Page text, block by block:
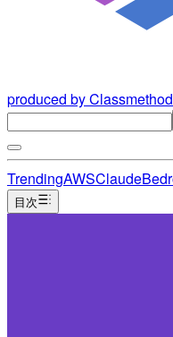
produced by Classmethod
TrendingAWSClaude
目次